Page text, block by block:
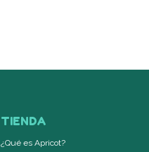
TIENDA
¿Qué es Apricot?